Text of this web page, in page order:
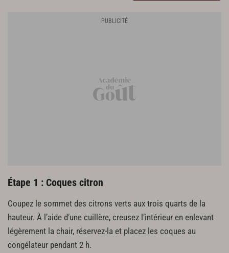
Étape 1 : Coques citron
Coupez le sommet des citrons verts aux trois quarts de la
hauteur. À l’aide d’une cuillère, creusez l’intérieur en enlevant
légèrement la chair, réservez-la et placez les coques au
congélateur pendant 2 h.